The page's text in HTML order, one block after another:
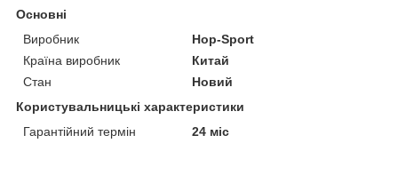
Основні
Виробник
Hop-Sport
Країна виробник
Китай
Стан
Новий
Користувальницькі характеристики
Гарантійний термін
24 міс